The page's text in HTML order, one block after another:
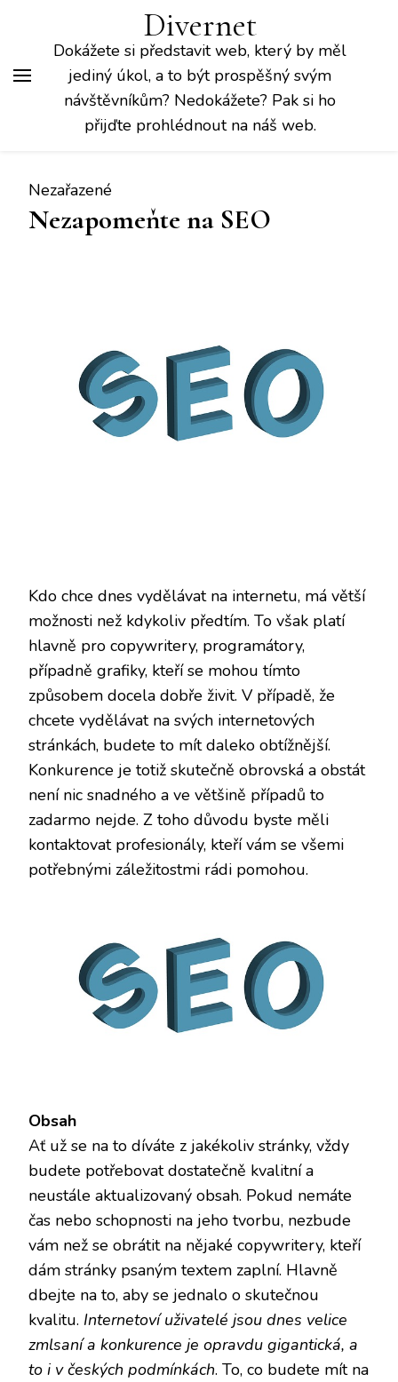
Divernet
Dokážete si představit web, který by měl
jediný úkol, a to být prospěšný svým
návštěvníkům? Nedokážete? Pak si ho
přijďte prohlédnout na náš web.
Nezařazené
Nezapomeňte na SEO
Kdo chce dnes vydělávat na internetu, má větší
možnosti než kdykoliv předtím. To však platí
hlavně pro copywritery, programátory,
případně grafiky, kteří se mohou tímto
způsobem docela dobře živit. V případě, že
chcete vydělávat na svých internetových
stránkách, budete to mít daleko obtížnější.
Konkurence je totiž skutečně obrovská a obstát
není nic snadného a ve většině případů to
zadarmo nejde. Z toho důvodu byste měli
kontaktovat profesionály, kteří vám se všemi
potřebnými záležitostmi rádi pomohou.
Obsah
Ať už se na to díváte z jakékoliv stránky, vždy
budete potřebovat dostatečně kvalitní a
neustále aktualizovaný obsah. Pokud nemáte
čas nebo schopnosti na jeho tvorbu, nezbude
vám než se obrátit na nějaké copywritery, kteří
dám stránky psaným textem zaplní. Hlavně
dbejte na to, aby se jednalo o skutečnou
kvalitu. Internetoví uživatelé jsou dnes velice
zmlsaní a konkurence je opravdu gigantická, a
to i v českých podmínkách. To, co budete mít na